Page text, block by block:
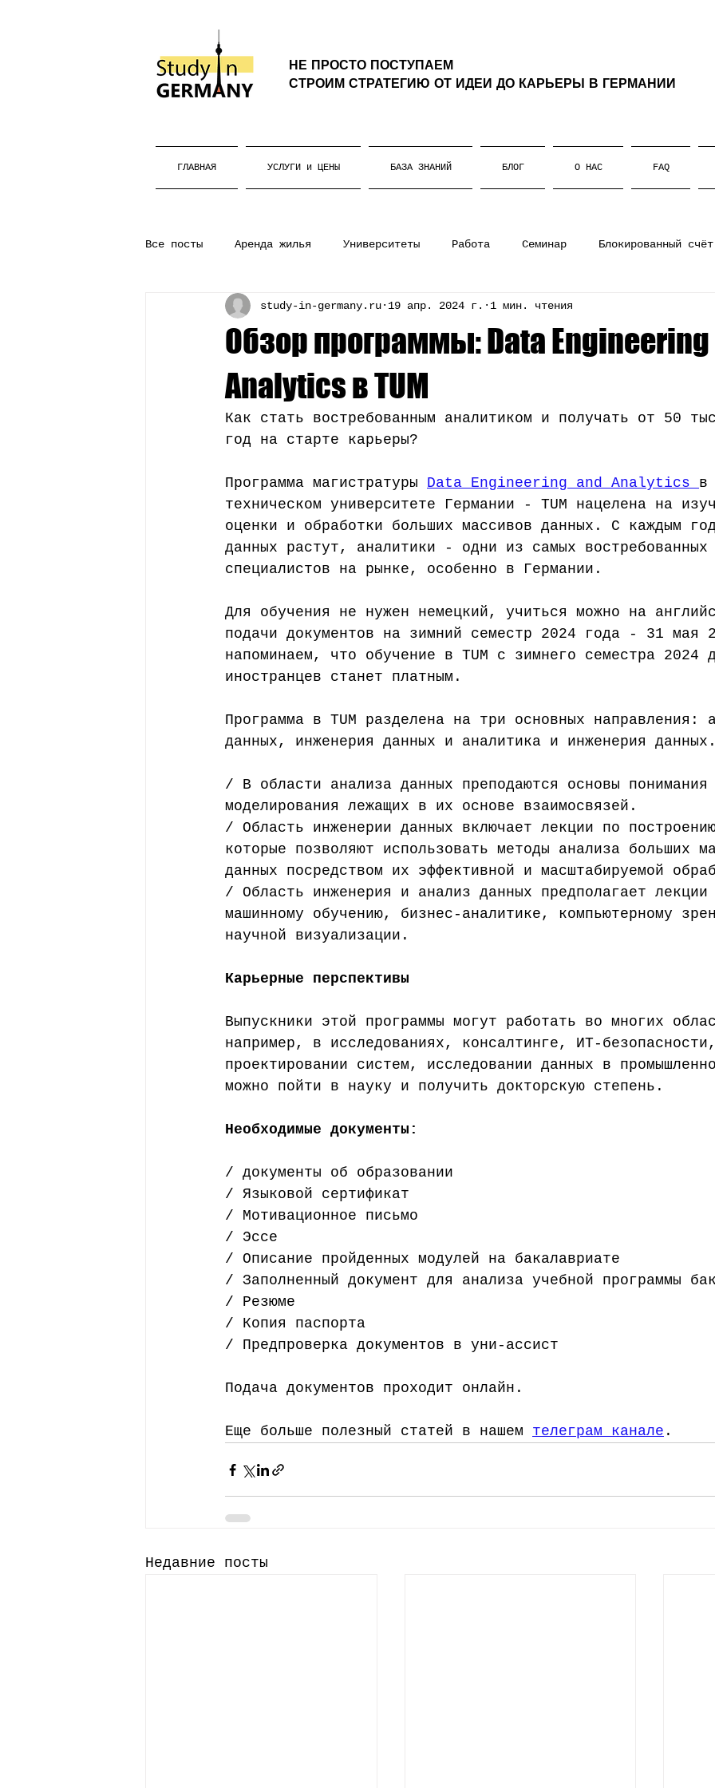
НЕ ПРОСТО ПОСТУПАЕМ
СТРОИМ СТРАТЕГИЮ ОТ ИДЕИ ДО КАРЬЕРЫ В ГЕРМАНИИ
ГЛАВНАЯ УСЛУГИ и ЦЕНЫ БАЗА ЗНАНИЙ БЛОГ О НАС FAQ
Все посты Аренда жилья Университеты Работа Семинар Блокированный счёт
Бакалавриат Жизнь в Германии Штудиенколлег Магистратура
Стипендии Профессии Наука Медицинское образование
Обзор программы: Data Engineering
Analytics в TUM
study-in-germany.ru 19 апр. 2024 г. 1 мин. чтения
Как стать востребованным аналитиком и получать от 50
год на старте карьеры?
Программа магистратуры Data Engineering and Analytics в
техническом университете Германии - TUM нацелена на
оценки и обработки больших массивов данных. С каждым
данных растут, аналитики - одни из самых востребованных
специалистов на рынке, особенно в Германии.
Для обучения не нужен немецкий, учиться можно на
подачи документов на зимний семестр 2024 года - 31 мая
напоминаем, что обучение в TUM с зимнего семестра 2024
иностранцев станет платным.
Программа в TUM разделена на три основных направления:
данных, инженерия данных и аналитика и инженерия
/ В области анализа данных преподаются основы
моделирования лежащих в их основе взаимосвязей.
/ Область инженерии данных включает лекции по
которые позволяют использовать методы анализа больших
данных посредством их эффективной и масштабируемой
/ Область инженерия и анализ данных предполагает лекции
машинному обучению, бизнес-аналитике, компьютерному
научной визуализации.
Карьерные перспективы
Выпускники этой программы могут работать во многих
например, в исследованиях, консалтинге, ИТ-
проектировании систем, исследовании данных в
можно пойти в науку и получить докторскую степень.
Необходимые документы:
/ документы об образовании
/ Языковой сертификат
/ Мотивационное письмо
/ Эссе
/ Описание пройденных модулей на бакалавриате
/ Заполненный документ для анализа учебной программы
/ Резюме
/ Копия паспорта
/ Предпроверка документов в уни-ассист
Подача документов проходит онлайн.
Еще больше полезный статей в нашем телеграм канале .
Недавние посты